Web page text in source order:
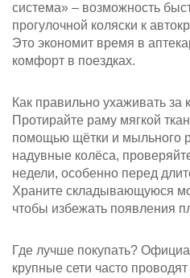
система» – возможность
прогулочной коляски к
Это экономит время в
комфорт в поездках.
Как правильно ухаживать за
Протирайте раму мягкой
помощью щётки и мыльного
надувные колёса,
недели, особенно перед
Храните складывающуюся
чтобы избежать появления
Где лучше покупать?
крупные сети часто